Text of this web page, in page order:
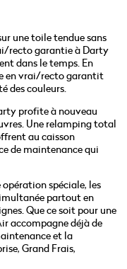
une toile tendue sans
recto garantie à Darty
dans le temps. En
en vrai/recto garantit
des couleurs.
profite à nouveau
Une relamping total
au caisson
de maintenance qui
spéciale, les
partout en
Que ce soit pour une
accompagne déjà de
et la
Grand Frais,